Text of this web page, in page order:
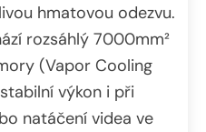
hmatovou odezvu.
rozsáhlý 7000mm²
(Vapor Cooling
výkon i při
natáčení videa ve